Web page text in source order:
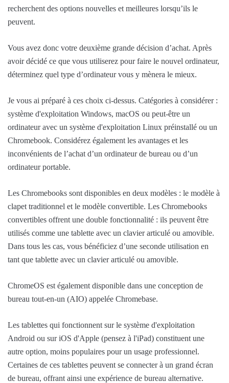
recherchent des options nouvelles et meilleures lorsqu’ils le
peuvent.
Vous avez donc votre deuxième grande décision d’achat. Après
avoir décidé ce que vous utiliserez pour faire le nouvel ordinateur,
déterminez quel type d’ordinateur vous y mènera le mieux.
Je vous ai préparé à ces choix ci-dessus. Catégories à considérer :
système d'exploitation Windows, macOS ou peut-être un
ordinateur avec un système d'exploitation Linux préinstallé ou un
Chromebook. Considérez également les avantages et les
inconvénients de l’achat d’un ordinateur de bureau ou d’un
ordinateur portable.
Les Chromebooks sont disponibles en deux modèles : le modèle à
clapet traditionnel et le modèle convertible. Les Chromebooks
convertibles offrent une double fonctionnalité : ils peuvent être
utilisés comme une tablette avec un clavier articulé ou amovible.
Dans tous les cas, vous bénéficiez d’une seconde utilisation en
tant que tablette avec un clavier articulé ou amovible.
ChromeOS est également disponible dans une conception de
bureau tout-en-un (AIO) appelée Chromebase.
Les tablettes qui fonctionnent sur le système d'exploitation
Android ou sur iOS d'Apple (pensez à l'iPad) constituent une
autre option, moins populaires pour un usage professionnel.
Certaines de ces tablettes peuvent se connecter à un grand écran
de bureau, offrant ainsi une expérience de bureau alternative.